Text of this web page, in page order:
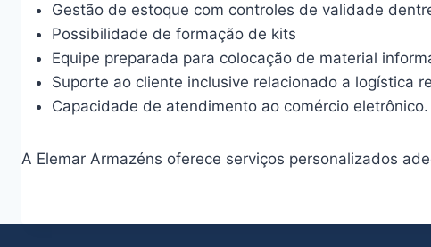
Gestão de estoque com controles de validade
Possibilidade de formação de kits
Equipe preparada para colocação de material
Suporte ao cliente inclusive relacionado a logística
Capacidade de atendimento ao comércio eletrônico.
A Elemar Armazéns oferece serviços personalizados